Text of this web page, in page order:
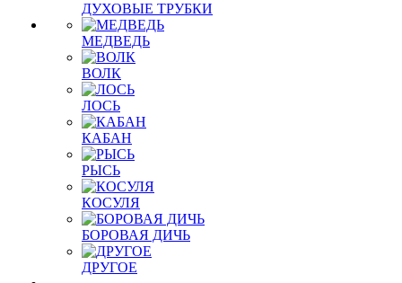
ДУХОВЫЕ ТРУБКИ
МЕДВЕДЬ
ВОЛК
ЛОСЬ
КАБАН
РЫСЬ
КОСУЛЯ
БОРОВАЯ ДИЧЬ
ДРУГОЕ